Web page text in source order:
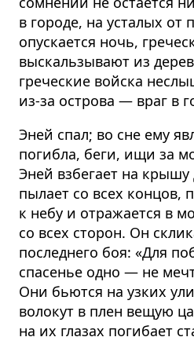
в городе, на усталых от
опускается ночь,
выскальзывают из
греческие войска
из-за острова — враг в
Эней спал; во сне ему
погибла, беги, ищи за
Эней взбегает на
пылает со всех концов,
к небу и отражается в
со всех сторон. Он
последнего боя: «Для
спасенье одно — не
Они бьются на узких
волокут в плен вещую
на их глазах погибает